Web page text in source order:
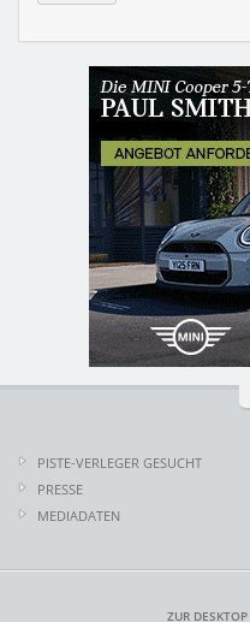
PISTE-VERLEGER GESUCHT
PRESSE
MEDIADATEN
ZUR